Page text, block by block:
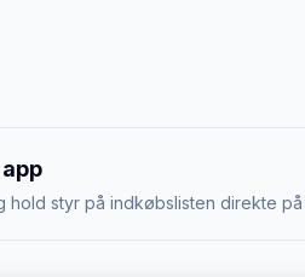
hold styr på indkøbslisten direkte på